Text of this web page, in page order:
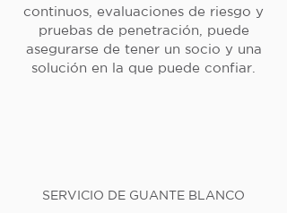
continuos, evaluaciones de riesgo y
pruebas de penetración, puede
asegurarse de tener un socio y una
solución en la que puede confiar.
SERVICIO DE GUANTE BLANCO